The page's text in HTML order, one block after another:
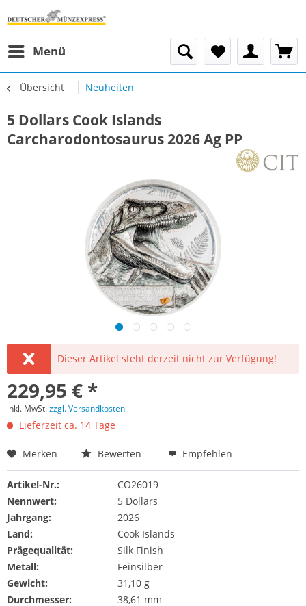
Menü
Übersicht Neuheiten
5 Dollars Cook Islands
Carcharodontosaurus 2026 Ag PP
Dieser Artikel steht derzeit nicht zur Verfügung!
229,95 € *
inkl. MwSt.zzgl. Versandkosten
Lieferzeit ca. 14 Tage
Merken Bewerten Empfehlen
Artikel-Nr.:
CO26019
Nennwert:
5 Dollars
Jahrgang:
2026
Land:
Cook Islands
Prägequalität:
Silk Finish
Metall:
Feinsilber
Gewicht:
31,10 g
Durchmesser:
38,61 mm